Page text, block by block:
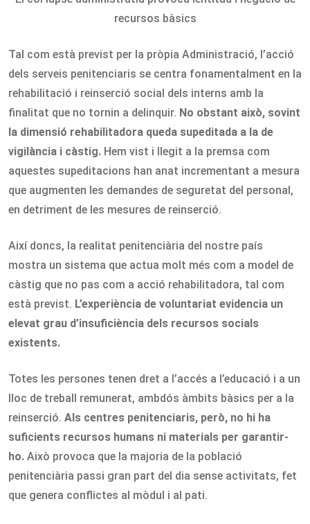
recursos bàsics
Tal com està previst per la pròpia Administració, l’acció
dels serveis penitenciaris se centra fonamentalment en la
rehabilitació i reinserció social dels interns amb la
finalitat que no tornin a delinquir. No obstant això, sovint
la dimensió rehabilitadora queda supeditada a la de
vigilància i càstig. Hem vist i llegit a la premsa com
aquestes supeditacions han anat incrementant a mesura
que augmenten les demandes de seguretat del personal,
en detriment de les mesures de reinserció.
Així doncs, la realitat penitenciària del nostre país
mostra un sistema que actua molt més com a model de
càstig que no pas com a acció rehabilitadora, tal com
està previst. L’experiència de voluntariat evidencia un
elevat grau d’insuficiència dels recursos socials
existents.
Totes les persones tenen dret a l’accés a l’educació i a un
lloc de treball remunerat, ambdós àmbits bàsics per a la
reinserció. Als centres penitenciaris, però, no hi ha
suficients recursos humans ni materials per garantir-
ho. Això provoca que la majoria de la població
penitenciària passi gran part del dia sense activitats, fet
que genera conflictes al mòdul i al pati.